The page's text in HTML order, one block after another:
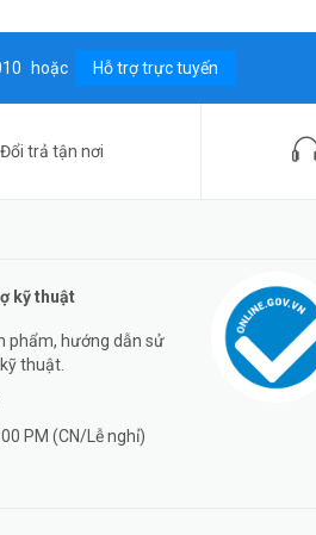
hoặc Hỗ trợ trực tuyến
Đổi trả tận nơi
kỹ thuật
phẩm, hướng dẫn sử
thuật.
PM (CN/Lễ nghỉ)